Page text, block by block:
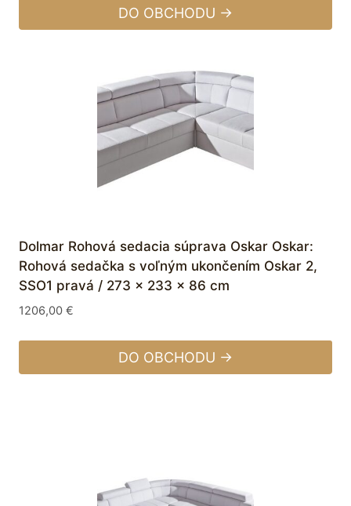
DO OBCHODU →
Dolmar Rohová sedacia súprava Oskar Oskar:
Rohová sedačka s voľným ukončením Oskar 2,
SSO1 pravá / 273 x 233 x 86 cm
1206,00 €
DO OBCHODU →